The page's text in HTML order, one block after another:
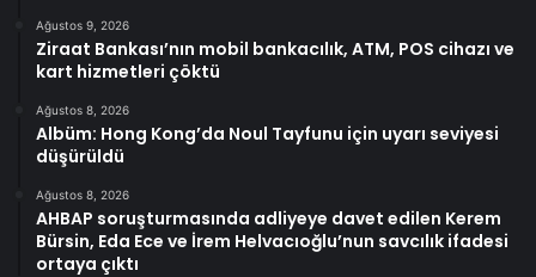
Ağustos 9, 2026
Ziraat Bankası’nın mobil bankacılık, ATM, POS cihazı ve
kart hizmetleri çöktü
Ağustos 8, 2026
Albüm: Hong Kong’da Noul Tayfunu için uyarı seviyesi
düşürüldü
Ağustos 8, 2026
AHBAP soruşturmasında adliyeye davet edilen Kerem
Bürsin, Eda Ece ve İrem Helvacıoğlu’nun savcılık ifadesi
ortaya çıktı